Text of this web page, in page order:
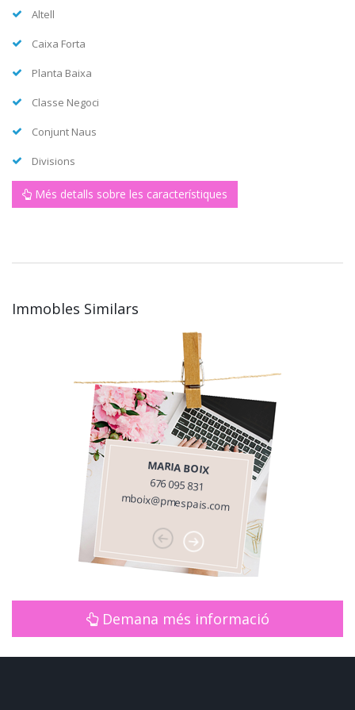
Altell
Caixa Forta
Planta Baixa
Classe Negoci
Conjunt Naus
Divisions
Més detalls sobre les característiques
Immobles Similars
MARIA BOIX
676 095 831
mboix@pmespais.com
Demana més informació